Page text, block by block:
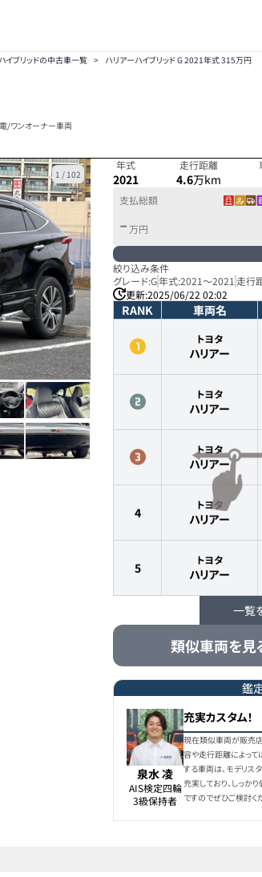
イブリッドの中古車一覧 > ハリアーハイブリッド G 2021年式 315万円
/ワンオーナー車両
1 / 102
年式
2021
走行距離
4.6万km
支払総額
- 万円
絞り込み条件
グレード:G年式:2021～2021 走行
更新:2025/06/22 02:02
RANK 車両名
トヨタ
ハリアー
トヨタ
ハリアー
トヨタ
ハリアー
4
トヨタ
ハリアー
5
トヨタ
ハリアー
ハリアーハイブリッ
ド
7 ハリアー
8
トヨタ
ハリアー
一覧
類似車両を見
鑑
泉水 凌
AIS検定四輪
3級保持者
充実カスタム！
現在類似車両が販売
容や走行距離によって
する車両は、モデリ
充実しており、しっか
ですのでぜひご検討く